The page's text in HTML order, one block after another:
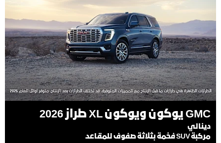
GMC يوكون ويوكون XL طراز 2026
دينالي
مركبة SUV فخمة بثلاثة صفوف للمقاعد